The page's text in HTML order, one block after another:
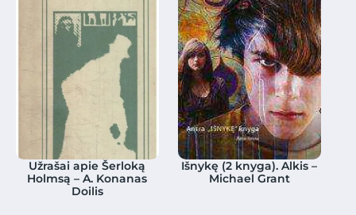
Užrašai apie Šerloką
Holmsą – A. Konanas
Doilis
Išnykę (2 knyga). Alkis –
Michael Grant